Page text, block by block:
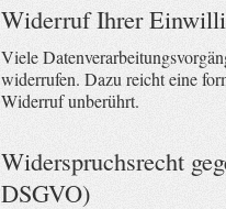
Widerruf Ihrer
Viele
widerrufen. Dazu reicht eine
Widerruf unberührt.
Widerspruchsrecht
DSGVO)